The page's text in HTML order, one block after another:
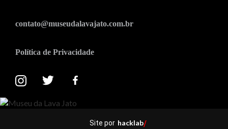
contato@museudalavajato.com.br
Política de Privacidade
Site por hacklab/